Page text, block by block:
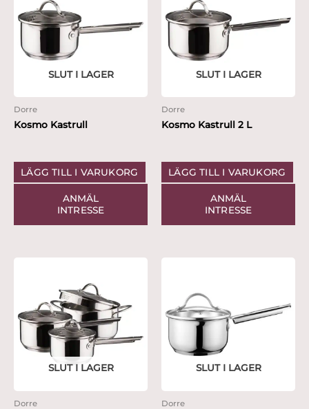
SLUT I LAGER
Dorre
Kosmo Kastrull
LÄGG TILL I VARUKORG
ANMÄL
INTRESSE
SLUT I LAGER
Dorre
Kosmo Kastrull 2 L
LÄGG TILL I VARUKORG
ANMÄL
INTRESSE
SLUT I LAGER
Dorre
SLUT I LAGER
Dorre